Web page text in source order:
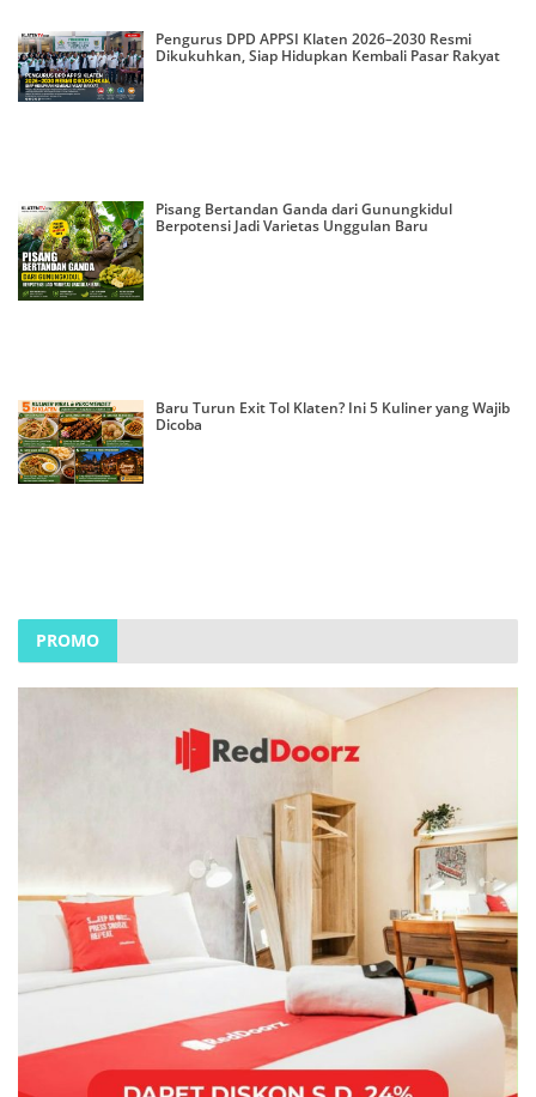
Pengurus DPD APPSI Klaten 2026–2030 Resmi
Dikukuhkan, Siap Hidupkan Kembali Pasar Rakyat
Pisang Bertandan Ganda dari Gunungkidul
Berpotensi Jadi Varietas Unggulan Baru
Baru Turun Exit Tol Klaten? Ini 5 Kuliner yang Wajib
Dicoba
PROMO